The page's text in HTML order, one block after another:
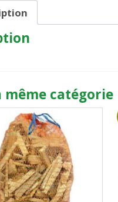
même catégorie